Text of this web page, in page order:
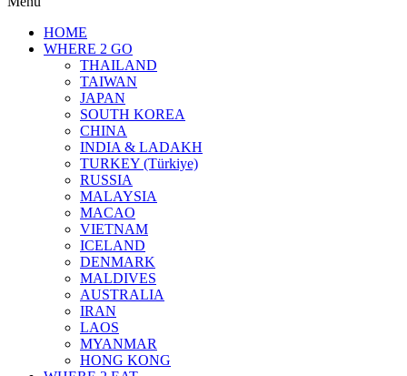
HOME
WHERE 2 GO
THAILAND
TAIWAN
JAPAN
SOUTH KOREA
CHINA
INDIA & LADAKH
TURKEY (Türkiye)
RUSSIA
MALAYSIA
MACAO
VIETNAM
ICELAND
DENMARK
MALDIVES
AUSTRALIA
IRAN
LAOS
MYANMAR
HONG KONG